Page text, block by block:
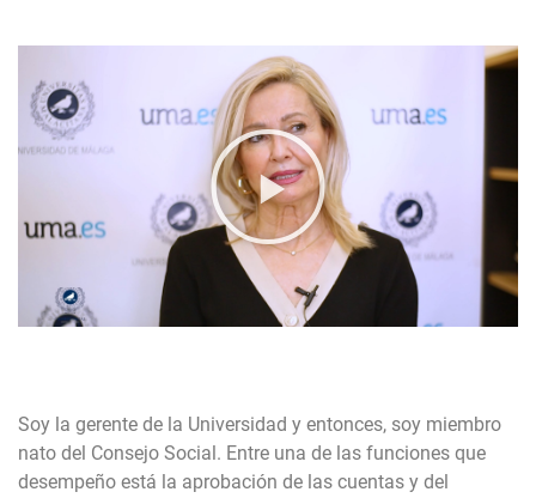
Soy la gerente de la Universidad y entonces, soy miembro
nato del Consejo Social. Entre una de las funciones que
desempeño está la aprobación de las cuentas y del